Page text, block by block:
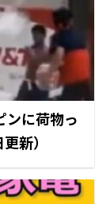
ンに荷物っ
新）